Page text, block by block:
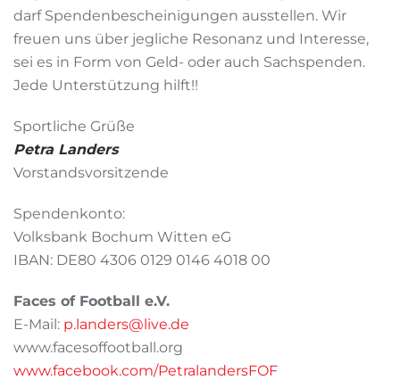
darf Spendenbescheinigungen ausstellen. Wir
freuen uns über jegliche Resonanz und Interesse,
sei es in Form von Geld- oder auch Sachspenden.
Jede Unterstützung hilft!!
Sportliche Grüße
Petra Landers
Vorstandsvorsitzende
Spendenkonto:
Volksbank Bochum Witten eG
IBAN: DE80 4306 0129 0146 4018 00
Faces of Football e.V.
E-Mail: p.landers@live.de
www.facesoffootball.org
www.facebook.com/PetralandersFOF